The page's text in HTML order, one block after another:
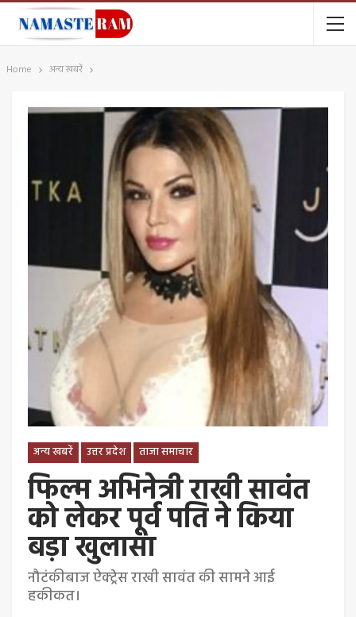
Home अन्य खबरें
अन्य खबरें उत्तर प्रदेश ताजा समाचार
फिल्म अभिनेत्री राखी सावंत
को लेकर पूर्व पति ने किया
बड़ा खुलासा
नौटंकीबाज ऐक्ट्रेस राखी सावंत की सामने आई
हकीकत।